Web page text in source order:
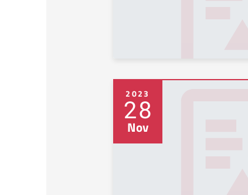
2023
28
Nov